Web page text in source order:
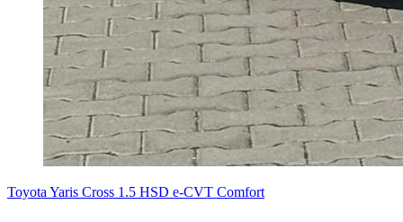
Toyota Yaris Cross 1.5 HSD e-CVT Comfort